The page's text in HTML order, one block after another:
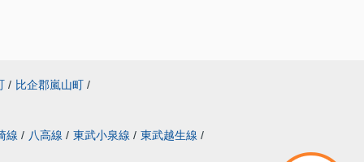
/ 比企郡嵐山町 /
線 / 八高線 / 東武小泉線 / 東武越生線 /